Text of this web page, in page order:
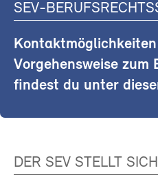
SEV-
Vorgehensweise
findest du unter
DER SEV STELLT